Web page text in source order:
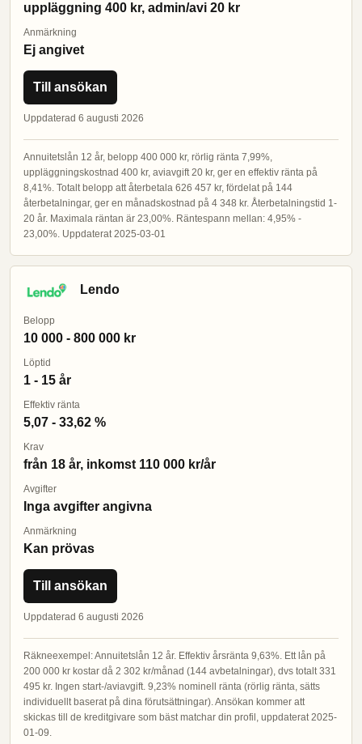
uppläggning 400 kr, admin/avi 20 kr
Anmärkning
Ej angivet
Till ansökan
Uppdaterad 6 augusti 2026
Annuitetslån 12 år, belopp 400 000 kr, rörlig ränta 7,99%,
uppläggningskostnad 400 kr, aviavgift 20 kr, ger en effektiv ränta på
8,41%. Totalt belopp att återbetala 626 457 kr, fördelat på 144
återbetalningar, ger en månadskostnad på 4 348 kr. Återbetalningstid 1-
20 år. Maximala räntan är 23,00%. Räntespann mellan: 4,95% -
23,00%. Uppdaterat 2025-03-01
Lendo
Belopp
10 000 - 800 000 kr
Löptid
1 - 15 år
Effektiv ränta
5,07 - 33,62 %
Krav
från 18 år, inkomst 110 000 kr/år
Avgifter
Inga avgifter angivna
Anmärkning
Kan prövas
Till ansökan
Uppdaterad 6 augusti 2026
Räkneexempel: Annuitetslån 12 år. Effektiv årsränta 9,63%. Ett lån på
200 000 kr kostar då 2 302 kr/månad (144 avbetalningar), dvs totalt 331
495 kr. Ingen start-/aviavgift. 9,23% nominell ränta (rörlig ränta, sätts
individuellt baserat på dina förutsättningar). Ansökan kommer att
skickas till de kreditgivare som bäst matchar din profil, uppdaterat 2025-
01-09.